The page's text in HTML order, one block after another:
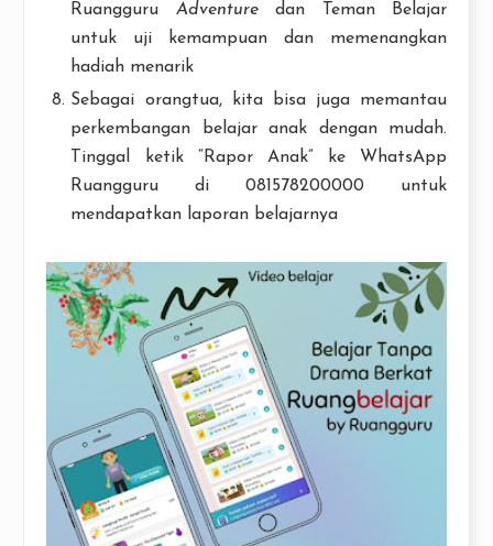
Ruangguru Adventuredan Teman Belajar
untuk uji kemampuan dan memenangkan
hadiah menarik
Sebagai orangtua, kita bisa juga memantau
perkembangan belajar anak dengan mudah.
Tinggal ketik “Rapor Anak” ke WhatsApp
Ruangguru di 081578200000 untuk
mendapatkan laporan belajarnya